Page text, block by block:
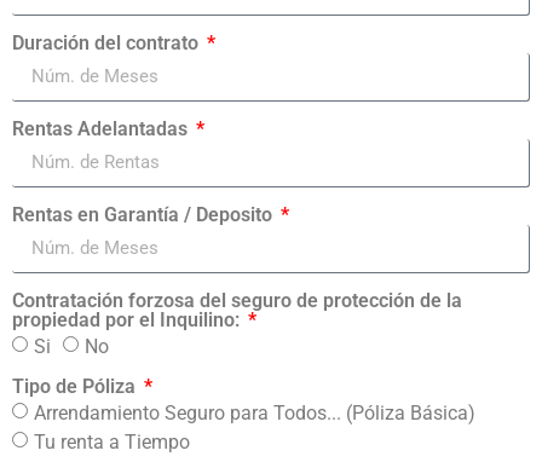
Duración del contrato
Rentas Adelantadas
Rentas en Garantía / Deposito
Contratación forzosa del seguro de protección de la
propiedad por el Inquilino:
Si
No
Tipo de Póliza
Arrendamiento Seguro para Todos... (Póliza Básica)
Tu renta a Tiempo